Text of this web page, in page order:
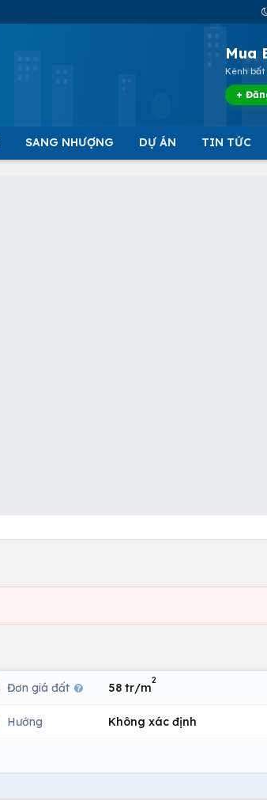
Mua
Kênh
+
SANG NHƯỢNG DỰ ÁN TIN TỨC
Đơn giá đất 58 tr/m
2
Hướng Không xác định